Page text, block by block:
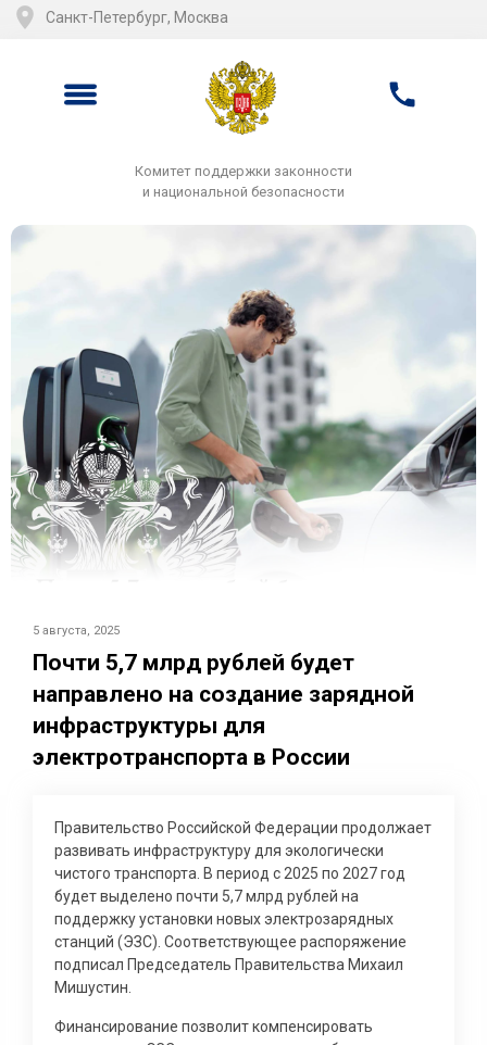
Санкт-Петербург, Москва
Комитет поддержки законности
и национальной безопасности
5 августа, 2025
Почти 5,7 млрд рублей будет
направлено на создание зарядной
инфраструктуры для
электротранспорта в России
Правительство Российской Федерации продолжает
развивать инфраструктуру для экологически
чистого транспорта. В период с 2025 по 2027 год
будет выделено почти 5,7 млрд рублей на
поддержку установки новых электрозарядных
станций (ЭЗС). Соответствующее распоряжение
подписал Председатель Правительства Михаил
Мишустин.
Финансирование позволит компенсировать